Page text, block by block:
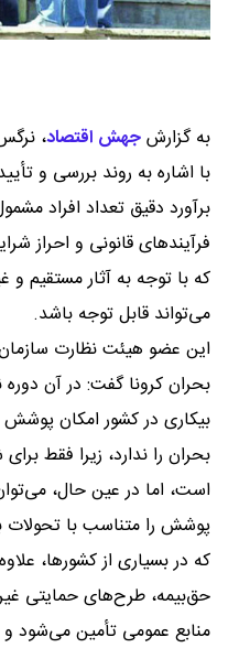
به گزارشجهش اقتصاد،
با اشاره به روند بررسی و
برآورد دقیق تعداد افراد
فرآیندهای قانونی و احراز
که با توجه به آثار مستقیم
می‌تواند قابل توجه باشد.
این عضو هیئت نظارت سازمان
بحران کرونا گفت: در آن
بیکاری در کشور امکان
بحران را ندارد، زیرا فقط
است، اما در عین حال،
پوشش را متناسب با تحولات
که در بسیاری از کشورها،
حق‌بیمه، طرح‌های حمایتی
منابع عمومی تأمین می‌شود